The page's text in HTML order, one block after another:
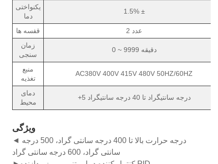
یکنواختی
دما
1.5% ±
قفسه ها
2 عدد
زمان
سنجی
0 ~ 9999 دقیقه
منبع
تغذیه
AC380V 400V 415V 480V 50HZ/60HZ
دمای
محیط
+5 درجه سانتیگراد تا 40 درجه سانتیگراد
ویژگی
◄ درجه حرارت بالا تا 400 درجه سانتی گراد، 500 درجه
سانتی گراد، 600 درجه سانتی گراد